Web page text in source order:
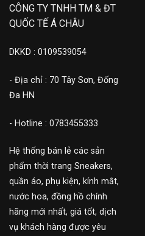
CÔNG TY TNHH TM & ĐT
QUỐC TẾ Á CHÂU
DKKD : 0109539054
- Địa chỉ : 70 Tây Sơn, Đống
Đa HN
- Hotline : 0783455333
Hệ thống bán lẻ các sản
phẩm thời trang Sneakers,
quần áo, phụ kiện, kính mắt,
nước hoa, đồng hồ chính
hãng mới nhất, giá tốt, dịch
vụ khách hàng được yêu